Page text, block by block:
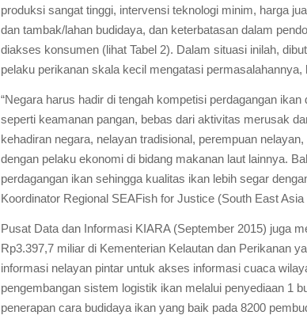
produksi sangat tinggi, intervensi teknologi minim, harga
dan tambak/lahan budidaya, dan keterbatasan dalam
diakses konsumen (lihat Tabel 2). Dalam situasi inilah,
pelaku perikanan skala kecil mengatasi
“Negara harus hadir di tengah kompetisi perdagangan
seperti keamanan pangan, bebas dari aktivitas merusak
kehadiran negara, nelayan tradisional, perempuan
dengan pelaku ekonomi di bidang makanan laut lainnya.
perdagangan ikan sehingga kualitas ikan lebih segar
Koordinator Regional SEAFish for Justice (South East
Pusat Data dan Informasi KIARA (September 2015) juga
Rp3.397,7 miliar di Kementerian Kelautan dan Perikanan
informasi nelayan pintar untuk akses informasi cuaca
pengembangan sistem logistik ikan melalui penyediaan 1
penerapan cara budidaya ikan yang baik pada 8200